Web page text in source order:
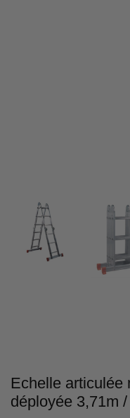
Echelle articulée
déployée 3,71m